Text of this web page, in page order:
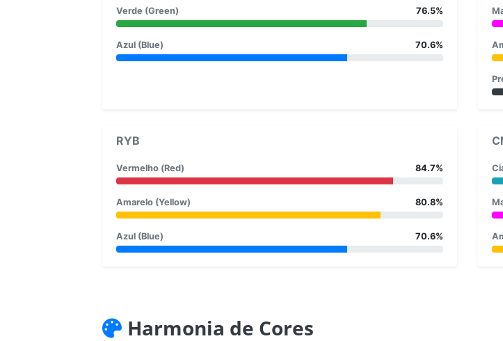
Verde (Green) 76.5%
Azul (Blue) 70.6%
RYB
Vermelho (Red) 84.7%
Amarelo (Yellow) 80.8%
Azul (Blue) 70.6%
Harmonia de Cores